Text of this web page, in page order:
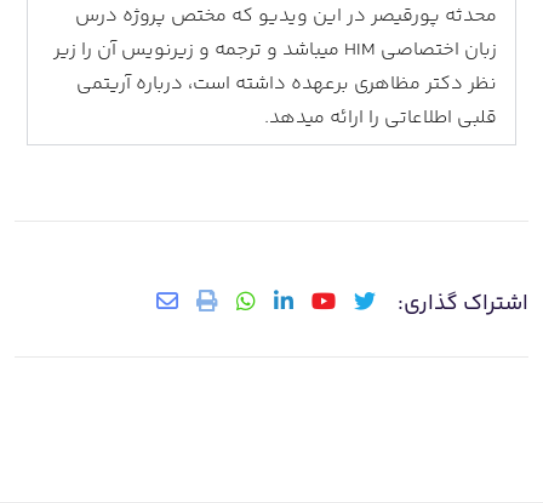
محدثه پورقیصر در این ویدیو که مختص پروژه درس
زبان اختصاصی HIM میباشد و ترجمه و زیرنویس آن را زیر
نظر دکتر مظاهری برعهده داشته است، درباره آریتمی
قلبی اطلاعاتی را ارائه میدهد.
اشتراک گذاری: